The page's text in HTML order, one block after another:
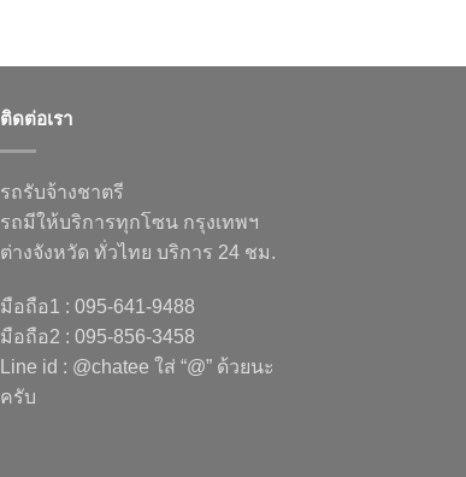
ติดต่อเรา
รถรับจ้างชาตรี
รถมีให้บริการทุกโซน กรุงเทพฯ
ต่างจังหวัด ทั่วไทย บริการ 24 ชม.
มือถือ1 : 095-641-9488
มือถือ2 : 095-856-3458
Line id : @chatee ใส่ “@” ด้วยนะ
ครับ